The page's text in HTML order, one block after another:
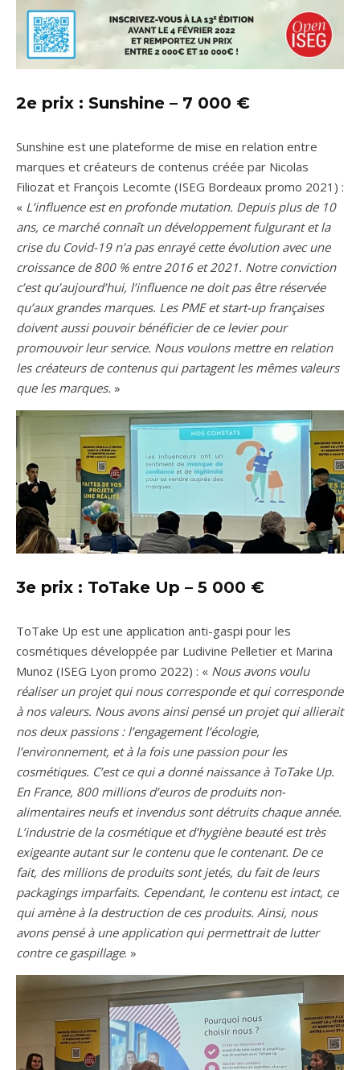
2e prix : Sunshine – 7 000 €
Sunshine est une plateforme de mise en relation entre
marques et créateurs de contenus créée par Nicolas
Filiozat et François Lecomte (ISEG Bordeaux promo 2021) :
« L’influence est en profonde mutation. Depuis plus de 10
ans, ce marché connaît un développement fulgurant et la
crise du Covid-19 n’a pas enrayé cette évolution avec une
croissance de 800 % entre 2016 et 2021. Notre conviction
c’est qu’aujourd’hui, l’influence ne doit pas être réservée
qu’aux grandes marques. Les PME et start-up françaises
doivent aussi pouvoir bénéficier de ce levier pour
promouvoir leur service. Nous voulons mettre en relation
les créateurs de contenus qui partagent les mêmes valeurs
que les marques. »
3e prix : ToTake Up – 5 000 €
ToTake Up est une application anti-gaspi pour les
cosmétiques développée par Ludivine Pelletier et Marina
Munoz (ISEG Lyon promo 2022) : « Nous avons voulu
réaliser un projet qui nous corresponde et qui corresponde
à nos valeurs. Nous avons ainsi pensé un projet qui allierait
nos deux passions : l’engagement l’écologie,
l’environnement, et à la fois une passion pour les
cosmétiques. C’est ce qui a donné naissance à ToTake Up.
En France, 800 millions d’euros de produits non-
alimentaires neufs et invendus sont détruits chaque année.
L’industrie de la cosmétique et d’hygiène beauté est très
exigeante autant sur le contenu que le contenant. De ce
fait, des millions de produits sont jetés, du fait de leurs
packagings imparfaits. Cependant, le contenu est intact, ce
qui amène à la destruction de ces produits. Ainsi, nous
avons pensé à une application qui permettrait de lutter
contre ce gaspillage. »